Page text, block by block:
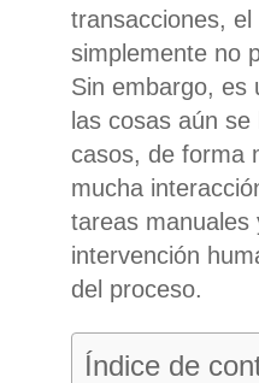
transacciones, el
simplemente no
Sin embargo, es
las cosas aún
casos, de forma
mucha
tareas manuales
intervención
del proceso.
Índice de